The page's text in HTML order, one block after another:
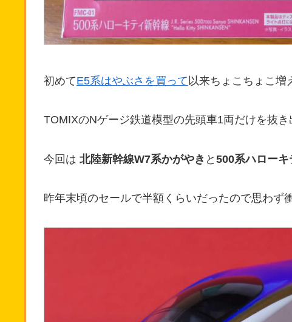
初めてE5系はやぶさを買って 以来ちょこちょこ増
TOMIXのNゲージ鉄道模型の先頭車1両だけを抜
今回は 北陸新幹線W7系かがやき と 500系ハローキ
昨年末頃のセールで半額くらいだったので思わず